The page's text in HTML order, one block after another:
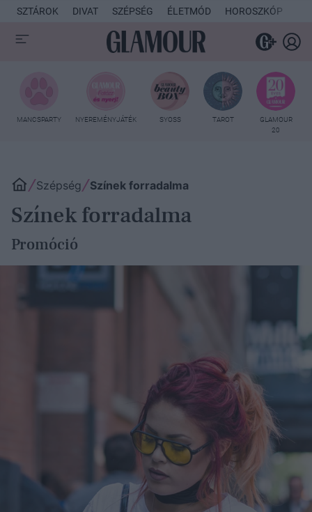
SZTÁROK DIVAT SZÉPSÉG ÉLETMÓD HOROSZKÓP
MANCSPARTY NYEREMÉNYJÁTÉK SYOSS TAROT
GLAMOUR
20
Szépség Színek forradalma
Színek forradalma
Promóció